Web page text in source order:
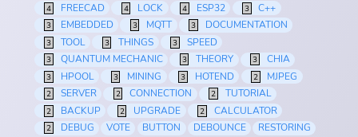
4 FREECAD 4 LOCK 4 ESP32 3 C++
3 EMBEDDED 3 MQTT 3 DOCUMENTATION
3 TOOL 3 THINGS 3 SPEED
3 QUANTUM MECHANIC 3 THEORY 3 CHIA
3 HPOOL 3 MINING 3 HOTEND 2 MJPEG
2 SERVER 2 CONNECTION 2 TUTORIAL
2 BACKUP 2 UPGRADE 2 CALCULATOR
2 DEBUG VOTE BUTTON DEBOUNCE
RESTORING